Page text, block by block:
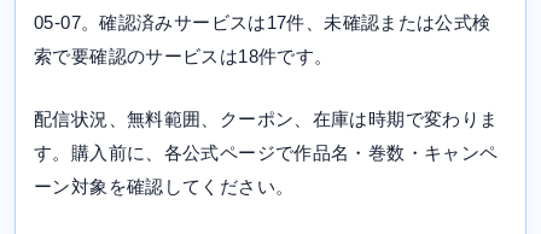
05-07。確認済みサービスは17件、未確認または公式検
索で要確認のサービスは18件です。
配信状況、無料範囲、クーポン、在庫は時期で変わりま
す。購入前に、各公式ページで作品名・巻数・キャンペ
ーン対象を確認してください。